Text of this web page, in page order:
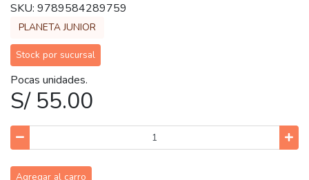
SKU: 9789584289759
PLANETA JUNIOR
Stock por sucursal
Pocas unidades.
S/ 55.00
Agregar al carro